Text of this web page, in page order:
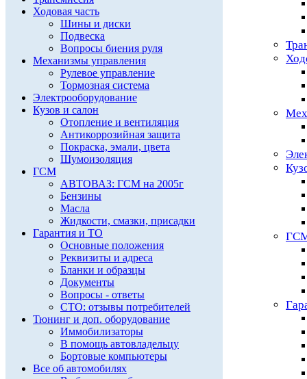
Ходовая часть
Шины и диски
Подвеска
Вопросы биения руля
Механизмы управления
Рулевое управление
Тормозная система
Электрооборудование
Кузов и салон
Отопление и вентиляция
Антикоррозийная защита
Покраска, эмали, цвета
Шумоизоляция
ГСМ
АВТОВАЗ: ГСМ на 2005г
Бензины
Масла
Жидкости, смазки, присадки
Гарантия и ТО
Основные положения
Реквизиты и адреса
Бланки и образцы
Документы
Вопросы - ответы
СТО: отзывы потребителей
Тюнинг и доп. оборудование
Иммобилизаторы
В помощь автовладельцу
Бортовые компьютеры
Все об автомобилях